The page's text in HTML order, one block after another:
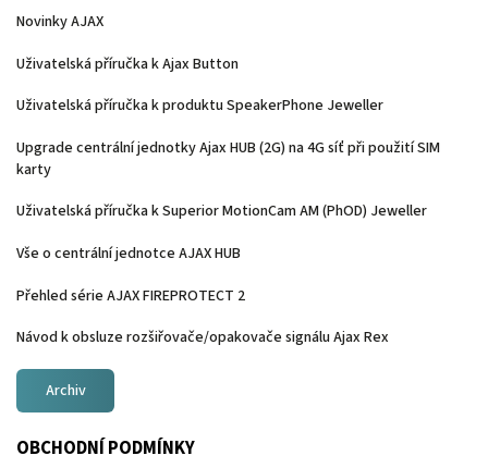
Novinky AJAX
Uživatelská příručka k Ajax Button
Uživatelská příručka k produktu SpeakerPhone Jeweller
Upgrade centrální jednotky Ajax HUB (2G) na 4G síť při použití SIM
karty
Uživatelská příručka k Superior MotionCam AM (PhOD) Jeweller
Vše o centrální jednotce AJAX HUB
Přehled série AJAX FIREPROTECT 2
Návod k obsluze rozšiřovače/opakovače signálu Ajax Rex
Archiv
OBCHODNÍ PODMÍNKY